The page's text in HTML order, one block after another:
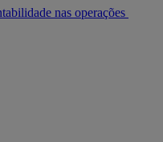
nas operações